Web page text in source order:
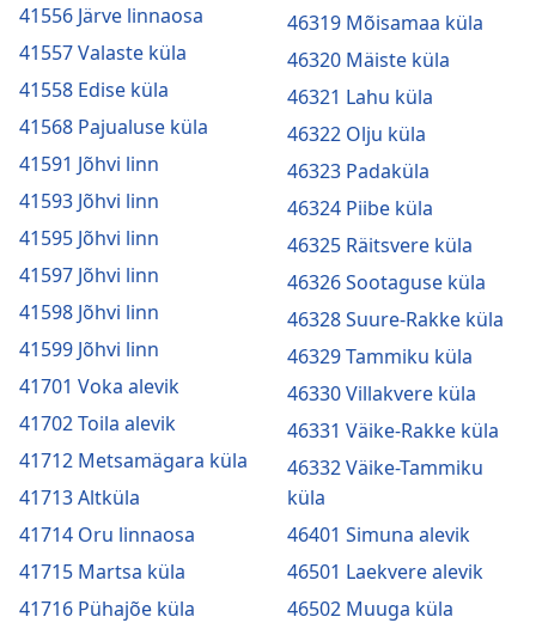
41556 Järve linnaosa
41557 Valaste küla
41558 Edise küla
41568 Pajualuse küla
41591 Jõhvi linn
41593 Jõhvi linn
41595 Jõhvi linn
41597 Jõhvi linn
41598 Jõhvi linn
41599 Jõhvi linn
41701 Voka alevik
41702 Toila alevik
41712 Metsamägara küla
41713 Altküla
41714 Oru linnaosa
41715 Martsa küla
41716 Pühajõe küla
46319 Mõisamaa küla
46320 Mäiste küla
46321 Lahu küla
46322 Olju küla
46323 Padaküla
46324 Piibe küla
46325 Räitsvere küla
46326 Sootaguse küla
46328 Suure-Rakke küla
46329 Tammiku küla
46330 Villakvere küla
46331 Väike-Rakke küla
46332 Väike-Tammiku
küla
46401 Simuna alevik
46501 Laekvere alevik
46502 Muuga küla